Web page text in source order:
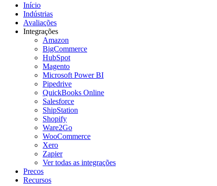
Início
Indústrias
Avaliações
Integrações
Amazon
BigCommerce
HubSpot
Magento
Microsoft Power BI
Pipedrive
QuickBooks Online
Salesforce
ShipStation
Shopify
Ware2Go
WooCommerce
Xero
Zapier
Ver todas as integrações
Precos
Recursos